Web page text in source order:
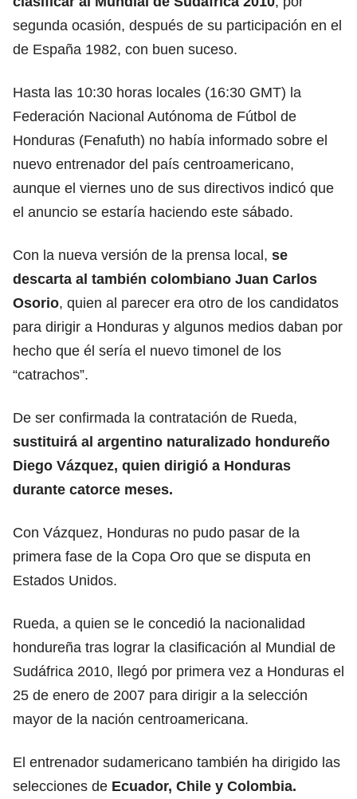
segunda ocasión, después de su participación en el
de España 1982, con buen suceso.
Hasta las 10:30 horas locales (16:30 GMT) la
Federación Nacional Autónoma de Fútbol de
Honduras (Fenafuth) no había informado sobre el
nuevo entrenador del país centroamericano,
aunque el viernes uno de sus directivos indicó que
el anuncio se estaría haciendo este sábado.
Con la nueva versión de la prensa local, se
descarta al también colombiano Juan Carlos
Osorio, quien al parecer era otro de los candidatos
para dirigir a Honduras y algunos medios daban por
hecho que él sería el nuevo timonel de los
“catrachos”.
De ser confirmada la contratación de Rueda,
sustituirá al argentino naturalizado hondureño
Diego Vázquez, quien dirigió a Honduras
durante catorce meses.
Con Vázquez, Honduras no pudo pasar de la
primera fase de la Copa Oro que se disputa en
Estados Unidos.
Rueda, a quien se le concedió la nacionalidad
hondureña tras lograr la clasificación al Mundial de
Sudáfrica 2010, llegó por primera vez a Honduras el
25 de enero de 2007 para dirigir a la selección
mayor de la nación centroamericana.
El entrenador sudamericano también ha dirigido las
selecciones de Ecuador, Chile y Colombia.